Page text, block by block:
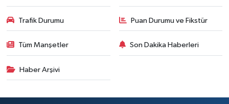
Trafik Durumu Puan Durumu ve Fikstür
Tüm Manşetler Son Dakika Haberleri
Haber Arşivi